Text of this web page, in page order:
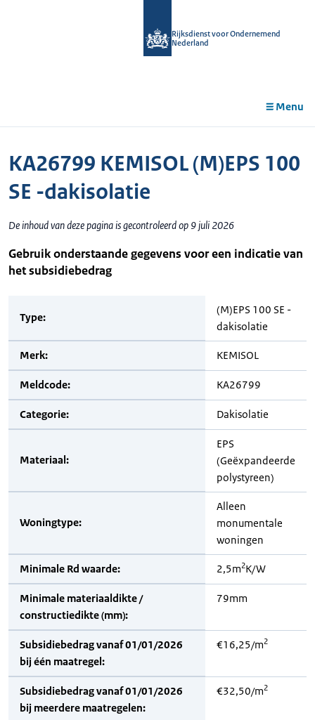
Rijksdienst voor Ondernemend
Nederland
Menu
KA26799 KEMISOL (M)EPS 100
SE -dakisolatie
De inhoud van deze pagina is gecontroleerd op 9 juli 2026
Gebruik onderstaande gegevens voor een indicatie van
het subsidiebedrag
Type:
(M)EPS 100 SE -
dakisolatie
Merk: KEMISOL
Meldcode: KA26799
Categorie: Dakisolatie
Materiaal:
EPS
(Geëxpandeerde
polystyreen)
Woningtype:
Alleen
monumentale
woningen
Minimale Rd waarde: 2,5m2K/W
Minimale materiaaldikte /
constructiedikte (mm):
79mm
Subsidiebedrag vanaf 01/01/2026
bij één maatregel:
€16,25/m2
Subsidiebedrag vanaf 01/01/2026
bij meerdere maatregelen:
€32,50/m2